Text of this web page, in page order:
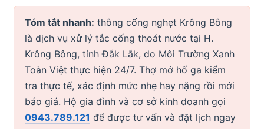
Tóm tắt nhanh: thông cống nghẹt Krông Bông
là dịch vụ xử lý tắc cống thoát nước tại H.
Krông Bông, tỉnh Đắk Lắk, do Môi Trường Xanh
Toàn Việt thực hiện 24/7. Thợ mở hố ga kiểm
tra thực tế, xác định mức nhẹ hay nặng rồi mới
báo giá. Hộ gia đình và cơ sở kinh doanh gọi
0943.789.121 để được tư vấn và đặt lịch ngay